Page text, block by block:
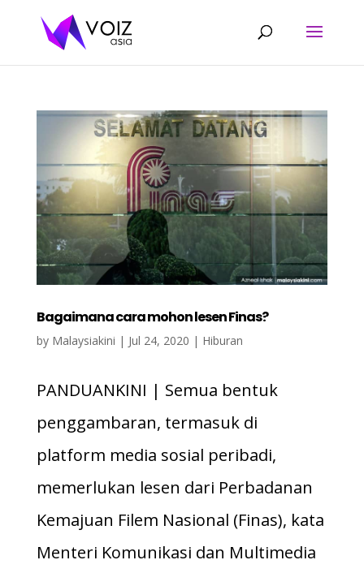
Bagaimana cara mohon lesen Finas?
by Malaysiakini | Jul 24, 2020 | Hiburan
PANDUANKINI | Semua bentuk
penggambaran, termasuk di
platform media sosial peribadi,
memerlukan lesen dari Perbadanan
Kemajuan Filem Nasional (Finas), kata
Menteri Komunikasi dan Multimedia